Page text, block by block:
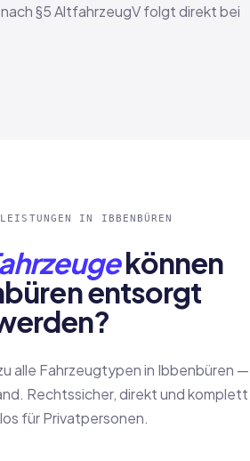
§5 AltfahrzeugV folgt direkt bei
IN IBBENBÜREN
können
entsorgt
alle Fahrzeugtypen in Ibbenbüren —
Rechtssicher, direkt und komplett
für Privatpersonen.